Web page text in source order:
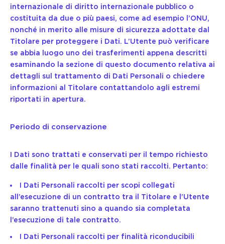
internazionale di diritto internazionale pubblico o
costituita da due o più paesi, come ad esempio l’ONU,
nonché in merito alle misure di sicurezza adottate dal
Titolare per proteggere i Dati. L’Utente può verificare
se abbia luogo uno dei trasferimenti appena descritti
esaminando la sezione di questo documento relativa ai
dettagli sul trattamento di Dati Personali o chiedere
informazioni al Titolare contattandolo agli estremi
riportati in apertura.
Periodo di conservazione
I Dati sono trattati e conservati per il tempo richiesto
dalle finalità per le quali sono stati raccolti. Pertanto:
I Dati Personali raccolti per scopi collegati
all’esecuzione di un contratto tra il Titolare e l’Utente
saranno trattenuti sino a quando sia completata
l’esecuzione di tale contratto.
I Dati Personali raccolti per finalità riconducibili